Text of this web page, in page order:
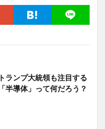
トランプ大統領も注目する
「半導体」って何だろう？